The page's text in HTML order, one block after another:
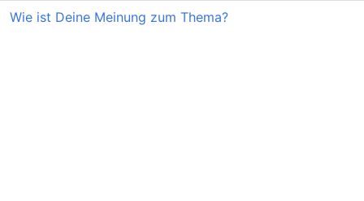
Wie ist Deine Meinung zum Thema?